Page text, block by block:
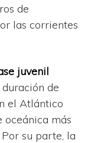
de
las corrientes
juvenil
de
el Atlántico
oceánica más
su parte, la